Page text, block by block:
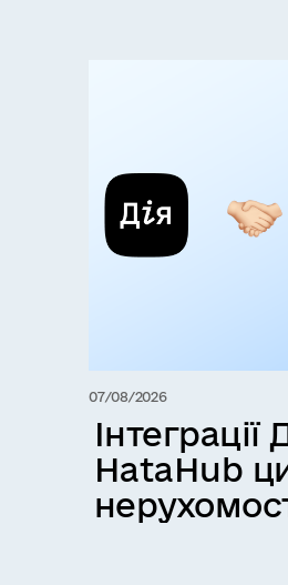
07/08/2026
Інтеграції
HataHub